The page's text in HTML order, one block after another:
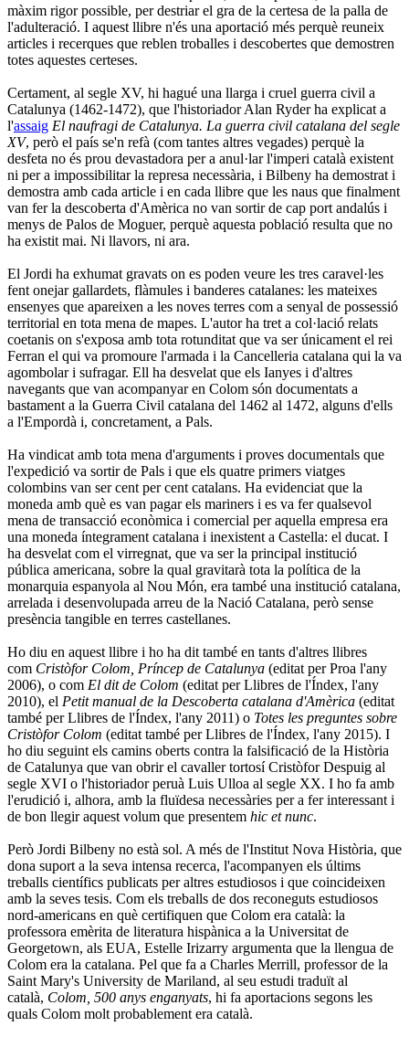
màxim rigor possible, per destriar el gra de la certesa de la palla de
l'adulteració. I aquest llibre n'és una aportació més perquè reuneix
articles i recerques que reblen troballes i descobertes que demostren
totes aquestes certeses.
Certament, al segle XV, hi hagué una llarga i cruel guerra civil a
Catalunya (1462-1472), que l'historiador Alan Ryder ha explicat a
l'assaig El naufragi de Catalunya. La guerra civil catalana del segle
XV, però el país se'n refà (com tantes altres vegades) perquè la
desfeta no és prou devastadora per a anul·lar l'imperi català existent
ni per a impossibilitar la represa necessària, i Bilbeny ha demostrat i
demostra amb cada article i en cada llibre que les naus que finalment
van fer la descoberta d'Amèrica no van sortir de cap port andalús i
menys de Palos de Moguer, perquè aquesta població resulta que no
ha existit mai. Ni llavors, ni ara.
El Jordi ha exhumat gravats on es poden veure les tres caravel·les
fent onejar gallardets, flàmules i banderes catalanes: les mateixes
ensenyes que apareixen a les noves terres com a senyal de possessió
territorial en tota mena de mapes. L'autor ha tret a col·lació relats
coetanis on s'exposa amb tota rotunditat que va ser únicament el rei
Ferran el qui va promoure l'armada i la Cancelleria catalana qui la va
agombolar i sufragar. Ell ha desvelat que els Ianyes i d'altres
navegants que van acompanyar en Colom són documentats a
bastament a la Guerra Civil catalana del 1462 al 1472, alguns d'ells
a l'Empordà i, concretament, a Pals.
Ha vindicat amb tota mena d'arguments i proves documentals que
l'expedició va sortir de Pals i que els quatre primers viatges
colombins van ser cent per cent catalans. Ha evidenciat que la
moneda amb què es van pagar els mariners i es va fer qualsevol
mena de transacció econòmica i comercial per aquella empresa era
una moneda íntegrament catalana i inexistent a Castella: el ducat. I
ha desvelat com el virregnat, que va ser la principal institució
pública americana, sobre la qual gravitarà tota la política de la
monarquia espanyola al Nou Món, era també una institució catalana,
arrelada i desenvolupada arreu de la Nació Catalana, però sense
presència tangible en terres castellanes.
Ho diu en aquest llibre i ho ha dit també en tants d'altres llibres
com Cristòfor Colom, Príncep de Catalunya (editat per Proa l'any
2006), o com El dit de Colom (editat per Llibres de l'Índex, l'any
2010), el Petit manual de la Descoberta catalana d'Amèrica (editat
també per Llibres de l'Índex, l'any 2011) o Totes les preguntes sobre
Cristòfor Colom (editat també per Llibres de l'Índex, l'any 2015). I
ho diu seguint els camins oberts contra la falsificació de la Història
de Catalunya que van obrir el cavaller tortosí Cristòfor Despuig al
segle XVI o l'historiador peruà Luis Ulloa al segle XX. I ho fa amb
l'erudició i, alhora, amb la fluïdesa necessàries per a fer interessant i
de bon llegir aquest volum que presentem hic et nunc.
Però Jordi Bilbeny no està sol. A més de l'Institut Nova Història, que
dona suport a la seva intensa recerca, l'acompanyen els últims
treballs científics publicats per altres estudiosos i que coincideixen
amb la seves tesis. Com els treballs de dos reconeguts estudiosos
nord-americans en què certifiquen que Colom era català: la
professora emèrita de literatura hispànica a la Universitat de
Georgetown, als EUA, Estelle Irizarry argumenta que la llengua de
Colom era la catalana. Pel que fa a Charles Merrill, professor de la
Saint Mary's University de Mariland, al seu estudi traduït al
català, Colom, 500 anys enganyats, hi fa aportacions segons les
quals Colom molt probablement era català.